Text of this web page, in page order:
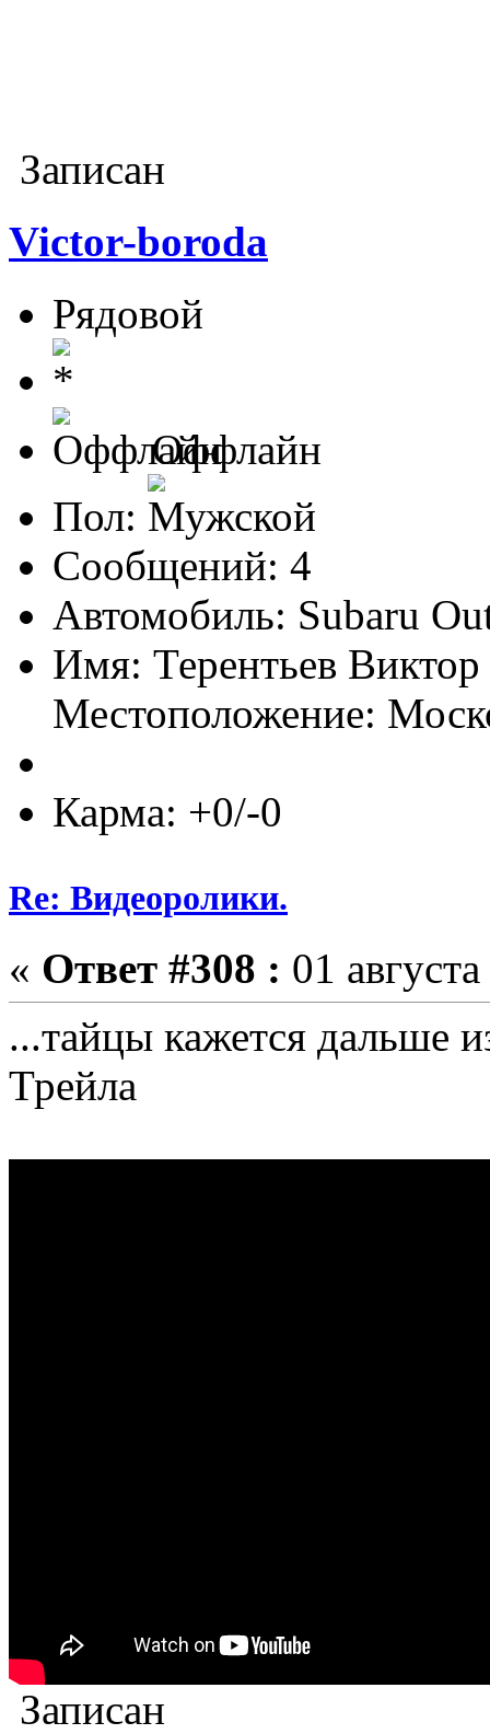
Записан
Victor-boroda
Рядовой
Оффлайн
Пол:
Сообщений: 4
Автомобиль: Subaru
Имя: Терентьев Виктор
Местоположение:
Карма: +0/-0
Re: Видеоролики.
« Ответ #308 : 01
...тайцы кажется дальше
Трейла
Записан